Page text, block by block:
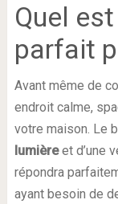
Quel
parfait
Avant même de
endroit calme,
votre maison. Le
lumièreet d’une
répondra
ayant besoin de